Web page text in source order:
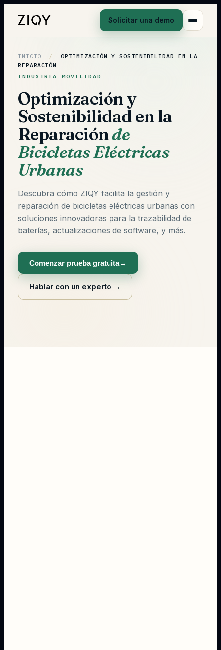
Solicitar una demo
INICIO /
OPTIMIZACIÓN Y SOSTENIBILIDAD EN LA
REPARACIÓN
INDUSTRIA MOVILIDAD
Optimización y
Sostenibilidad en la
Reparaciónde
Bicicletas Eléctricas
Urbanas
Descubra cómo ZIQY facilita la gestión y
reparación de bicicletas eléctricas urbanas con
soluciones innovadoras para la trazabilidad de
baterías, actualizaciones de software, y más.
Comenzar prueba gratuita→
Hablar con un experto →